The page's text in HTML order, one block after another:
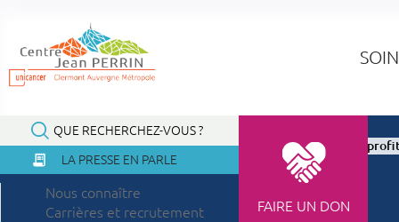
QUE RECHERCHEZ-VOUS ?
LA PRESSE EN PARLE
Nous connaître
Carrières et recrutement
FAIRE UN DON
Accueil À la une Actualités Appel à bénévoles au